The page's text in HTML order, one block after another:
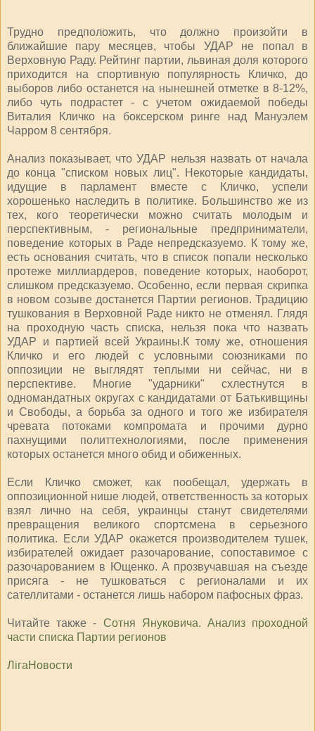
Трудно предположить, что должно произойти в
ближайшие пару месяцев, чтобы УДАР не попал в
Верховную Раду. Рейтинг партии, львиная доля которого
приходится на спортивную популярность Кличко, до
выборов либо останется на нынешней отметке в 8-12%,
либо чуть подрастет - с учетом ожидаемой победы
Виталия Кличко на боксерском ринге над Мануэлем
Чарром 8 сентября.
Анализ показывает, что УДАР нельзя назвать от начала
до конца "списком новых лиц". Некоторые кандидаты,
идущие в парламент вместе с Кличко, успели
хорошенько наследить в политике. Большинство же из
тех, кого теоретически можно считать молодым и
перспективным, - региональные предприниматели,
поведение которых в Раде непредсказуемо. К тому же,
есть основания считать, что в список попали несколько
протеже миллиардеров, поведение которых, наоборот,
слишком предсказуемо. Особенно, если первая скрипка
в новом созыве достанется Партии регионов. Традицию
тушкования в Верховной Раде никто не отменял. Глядя
на проходную часть списка, нельзя пока что назвать
УДАР и партией всей Украины.К тому же, отношения
Кличко и его людей с условными союзниками по
оппозиции не выглядят теплыми ни сейчас, ни в
перспективе. Многие "ударники" схлестнутся в
одномандатных округах с кандидатами от Батькивщины
и Свободы, а борьба за одного и того же избирателя
чревата потоками компромата и прочими дурно
пахнущими политтехнологиями, после применения
которых останется много обид и обиженных.
Если Кличко сможет, как пообещал, удержать в
оппозиционной нише людей, ответственность за которых
взял лично на себя, украинцы станут свидетелями
превращения великого спортсмена в серьезного
политика. Если УДАР окажется производителем тушек,
избирателей ожидает разочарование, сопоставимое с
разочарованием в Ющенко. А прозвучавшая на съезде
присяга - не тушковаться с регионалами и их
сателлитами - останется лишь набором пафосных фраз.
Читайте также - Сотня Януковича. Анализ проходной
части списка Партии регионов
ЛігаНовости